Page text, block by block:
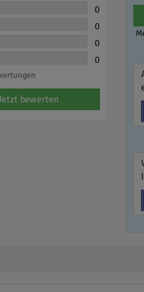
0
0
0
0
bewerten